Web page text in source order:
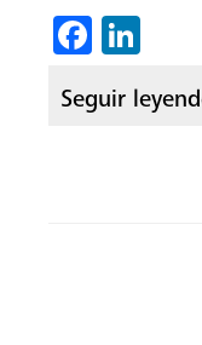
Fa
b
ed
Seguir